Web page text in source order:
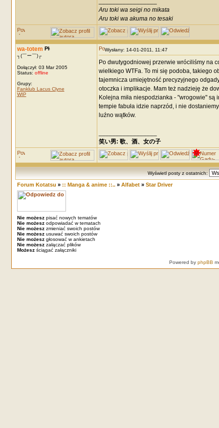
Aru toki wa seigi no mikata
Aru toki wa akuma no tesaki
wa-totem
┐(￣ー￣)┌
Dołączył: 03 Mar 2005
Status: offline
Grupy:
Fanklub Lacus Clyne
WIP
Wysłany: 14-01-2011, 11:47
Po dwutygodniowej przerwie wróciliśmy na
wielkiego WTFa. To mi się podoba, takiego
tajemnicza umiejętność precyzyjnego
otoczka i implikacje. Mam też nadzieję że
Kolejna miła niespodzianka - "wrogowie"
tempie fabuła idzie naprzód, i nie
luźno wątków.
笑い男: 歌、酒、女の子 DRM:
Wyświetl posty z ostatnich:
Forum Kotatsu » :: Manga & anime ::..» Alfabet» Star Driver
Nie możeszpisać nowych tematów
Nie możeszodpowiadać w tematach
Nie możeszzmieniać swoich postów
Nie możeszusuwać swoich postów
Nie możeszgłosować w ankietach
Nie możeszzałączać plików
Możeszściągać załączniki
Powered by phpBB